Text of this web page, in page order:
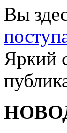
Вы
Яркий